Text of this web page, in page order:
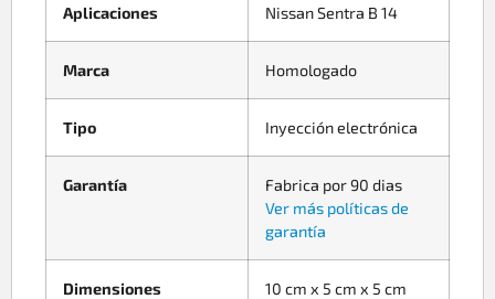
Aplicaciones Nissan Sentra B 14
Marca Homologado
Tipo Inyección electrónica
Garantía
Fabrica por 90 dias
Ver más políticas de
garantía
Dimensiones 10 cm x 5 cm x 5 cm